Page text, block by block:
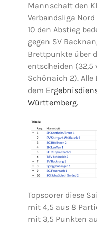
Mannschaft den
Verbandsliga
10 den Abstieg
gegen SV
Brettpunkte über
entscheiden (32,5
Schönaich 2).
dem
Württemberg.
Topscorer diese
mit 4,5 aus 8
mit 3,5 Punkten